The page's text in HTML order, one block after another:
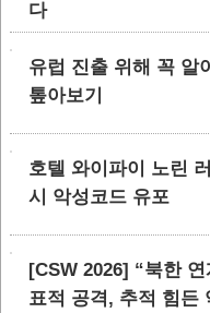
다
유럽 진출 위해 꼭 알
톺아보기
호텔 와이파이 노린
시 악성코드 유포
[CSW 2026] “북한
표적 공격, 추적 힘든